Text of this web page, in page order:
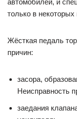
автомобилей, и
только в
Жёсткая педаль
причин:
засора,
Неисправность
заедания